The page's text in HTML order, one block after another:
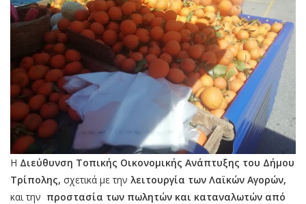
Η Διεύθυνση Τοπικής Οικονομικής Ανάπτυξης του Δήμου
Τρίπολης, σχετικά με την λειτουργία των Λαϊκών Αγορών,
και την προστασία των πωλητών και καταναλωτών από